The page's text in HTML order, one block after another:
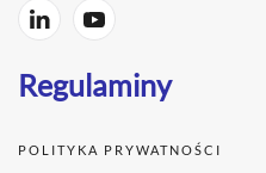
Regulaminy
POLITYKA PRYWATNOŚCI